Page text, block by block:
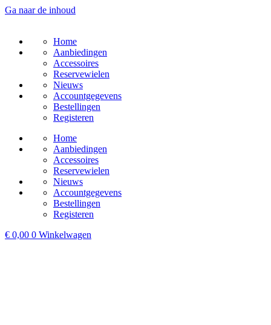
Ga naar de inhoud
Home
Aanbiedingen
Accessoires
Reservewielen
Nieuws
Accountgegevens
Bestellingen
Registeren
Home
Aanbiedingen
Accessoires
Reservewielen
Nieuws
Accountgegevens
Bestellingen
Registeren
€ 0,00 0 Winkelwagen